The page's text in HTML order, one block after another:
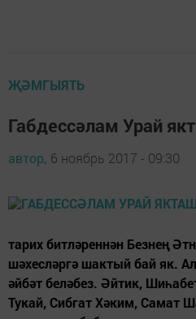
ҖӘМГЫЯТЬ
Габдессәлам Урай
автор, 6 ноябрь 2017 - 09:30
тарих битләреннән Безнең
шәхесләргә шактый бай як.
әйбәт беләбез. Әйтик,
Тукай, Сибгат Хәким, Самат